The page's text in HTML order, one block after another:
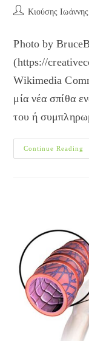
Post Κιούσης Ιωάννης
Photo by
(https://
Wikimedia
μία νέα σπίθα
του ή
Continue Reading